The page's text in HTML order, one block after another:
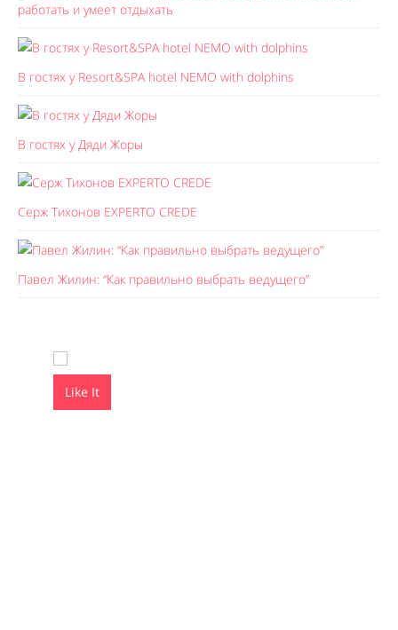
работать и умеет отдыхать
В гостях у Resort&SPA hotel NEMO with dolphins
В гостях у Дяди Жоры
Серж Тихонов EXPERTO CREDE
Павел Жилин: “Как правильно выбрать ведущего”
Like It